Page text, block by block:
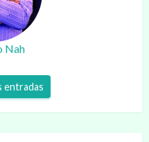
Nah
entradas